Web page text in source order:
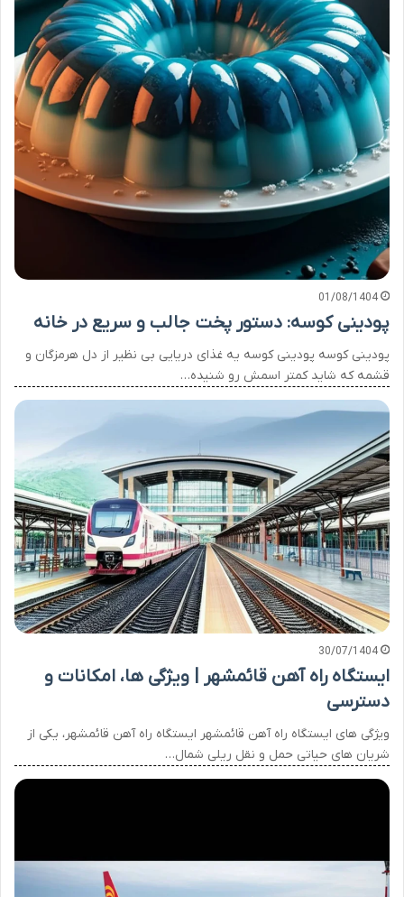
01/08/1404
پودینی کوسه: دستور پخت جالب و سریع در خانه
پودینی کوسه پودینی کوسه یه غذای دریایی بی نظیر از دل هرمزگان و
قشمه که شاید کمتر اسمش رو شنیده…
30/07/1404
ایستگاه راه آهن قائمشهر | ویژگی ها، امکانات و
دسترسی
ویژگی های ایستگاه راه آهن قائمشهر ایستگاه راه آهن قائمشهر، یکی از
شریان های حیاتی حمل و نقل ریلی شمال…